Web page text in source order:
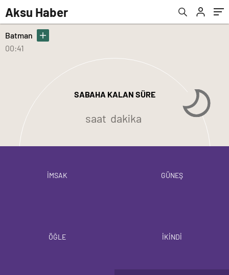
Aksu Haber
Batman
00:41
SABAHA KALAN SÜRE
saat dakika
İMSAK GÜNEŞ
ÖĞLE İKİNDİ